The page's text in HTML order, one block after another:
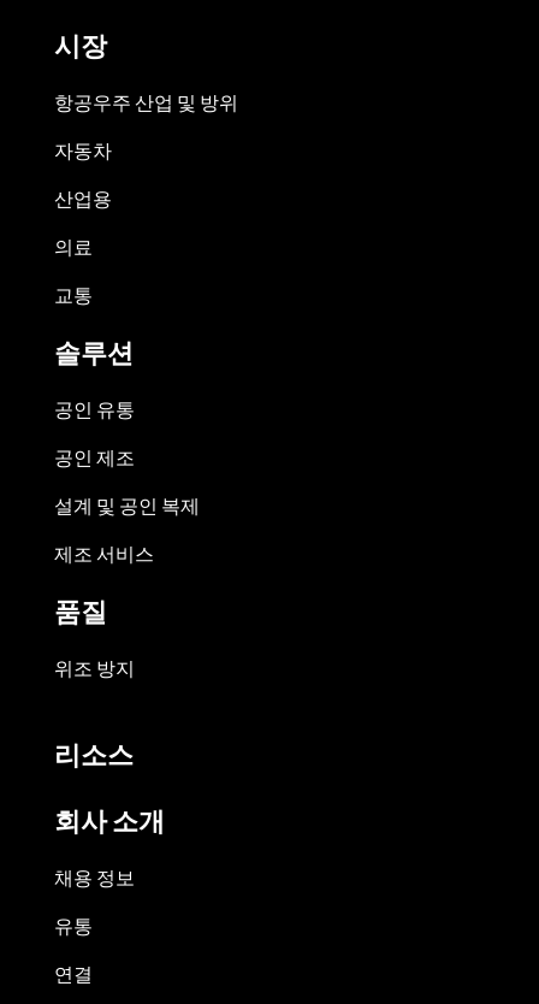
시장
항공우주 산업 및 방위
자동차
산업용
의료
교통
솔루션
공인 유통
공인 제조
설계 및 공인 복제
제조 서비스
품질
위조 방지
리소스
회사 소개
채용 정보
유통
연결